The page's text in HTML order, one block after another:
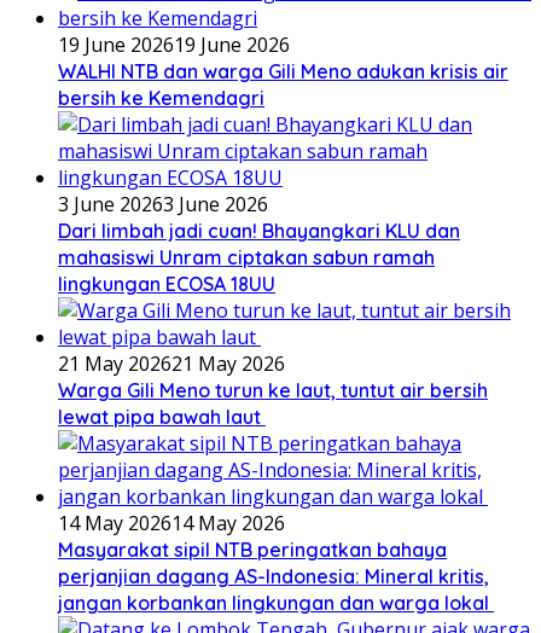
19 June 202619 June 2026
WALHI NTB dan warga Gili Meno adukan krisis air
bersih ke Kemendagri
3 June 20263 June 2026
Dari limbah jadi cuan! Bhayangkari KLU dan
mahasiswi Unram ciptakan sabun ramah
lingkungan ECOSA 18UU
21 May 202621 May 2026
Warga Gili Meno turun ke laut, tuntut air bersih
lewat pipa bawah laut
14 May 202614 May 2026
Masyarakat sipil NTB peringatkan bahaya
perjanjian dagang AS-Indonesia: Mineral kritis,
jangan korbankan lingkungan dan warga lokal